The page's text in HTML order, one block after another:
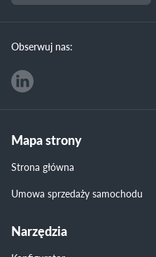
Obserwuj nas:
Mapa strony
Strona główna
Umowa sprzedaży samochodu
Narzędzia